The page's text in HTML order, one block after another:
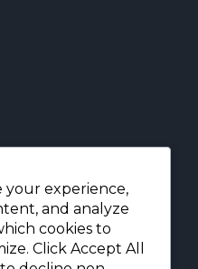
your experience,
and analyze
cookies to
. Click Accept All